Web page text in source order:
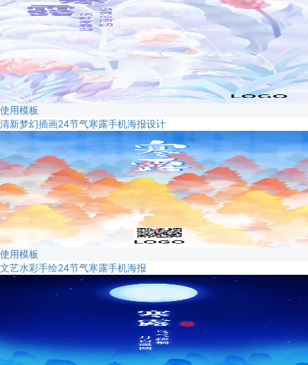
使用模板
清新梦幻插画24节气寒露手机海报设计
使用模板
文艺水彩手绘24节气寒露手机海报